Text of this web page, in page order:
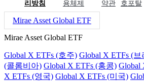
리방침
용체제
약관
호포탈
Mirae Asset Global ETF
Mirae Asset Global ETF
Global X ETFs (호주) Global X ETFs (브
(콜롬비아) Global X ETFs (홍콩) Global
X ETFs (영국) Global X ETFs (미국)